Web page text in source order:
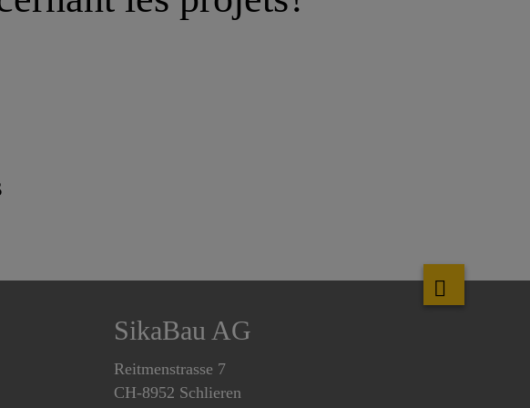
SikaBau AG
Reitmenstrasse 7
CH-8952 Schlieren